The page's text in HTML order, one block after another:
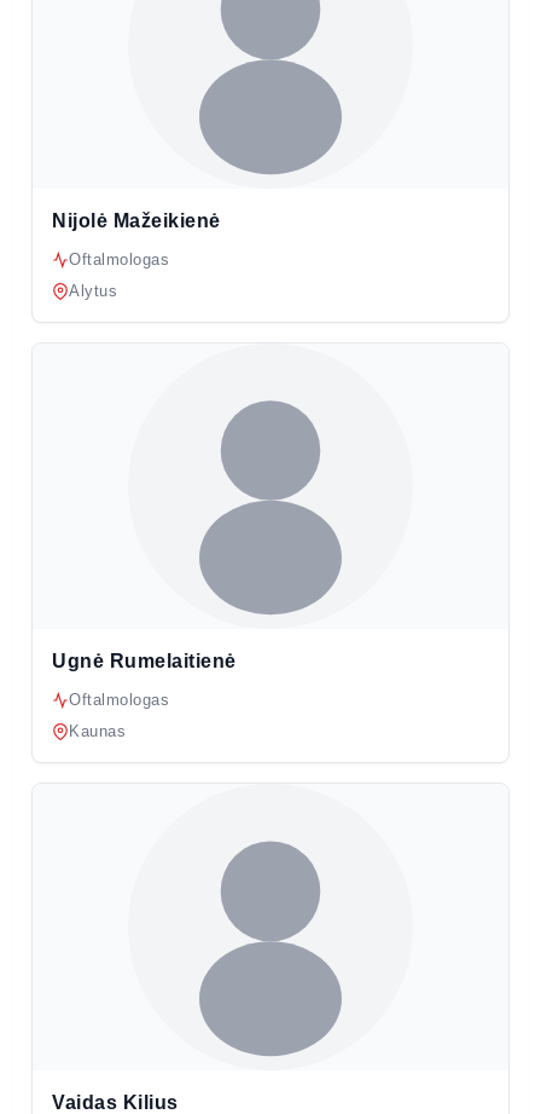
Nijolė Mažeikienė
Oftalmologas
Alytus
Ugnė Rumelaitienė
Oftalmologas
Kaunas
Vaidas Kilius